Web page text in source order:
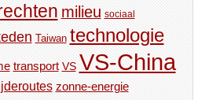
milieu sociaal
Taiwan technologie
transport VS VS-China
zonne-energie